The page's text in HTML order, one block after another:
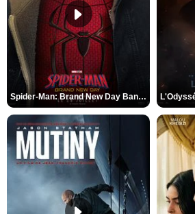
Spider-Man: Brand New Day Bande-annonce VO STFR